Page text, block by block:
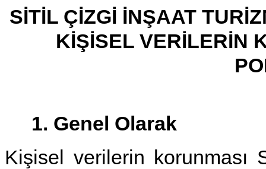
SİTİL ÇİZGİ İNŞAAT
KİŞİSEL VERİLERİN
1. Genel Olarak
Kişisel verilerin korunması